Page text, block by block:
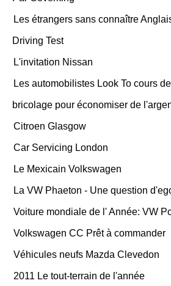
Les étrangers sans connaître
Driving Test
L'invitation Nissan
Les automobilistes Look To cours
bricolage pour économiser de
Citroen Glasgow
Car Servicing London
Le Mexicain Volkswagen
La VW Phaeton - Une question
Voiture mondiale de l' Année: VW
Volkswagen CC Prêt à commander
Véhicules neufs Mazda Clevedon
2011 Le tout-terrain de l'année